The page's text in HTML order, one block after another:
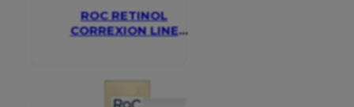
ROC RETINOL
CORREXION LINE